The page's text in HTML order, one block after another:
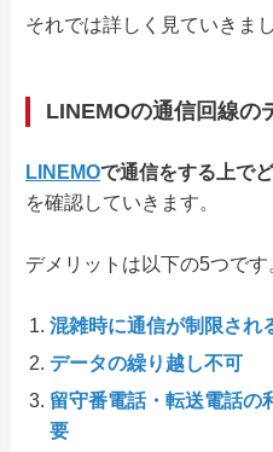
それでは詳しく見ていきまし
LINEMOの通信回線の
LINEMOで通信をする上で
を確認していきます。
デメリットは以下の5つです
混雑時に通信が制限され
データの繰り越し不可
留守番電話・転送電話の
要